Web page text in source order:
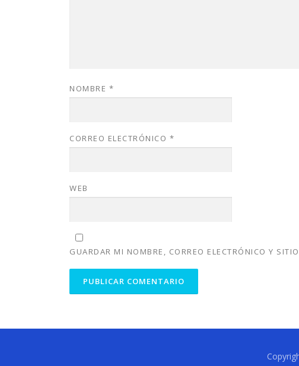
NOMBRE *
CORREO ELECTRÓNICO *
WEB
GUARDAR MI NOMBRE, CORREO ELECTRÓNICO Y